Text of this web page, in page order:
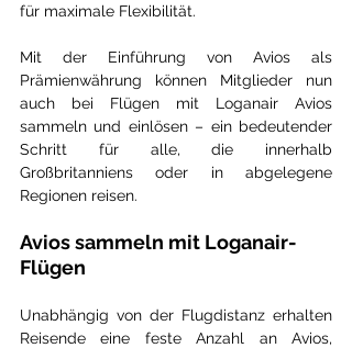
für maximale Flexibilität.
Mit der Einführung von Avios als
Prämienwährung können Mitglieder nun
auch bei Flügen mit Loganair Avios
sammeln und einlösen – ein bedeutender
Schritt für alle, die innerhalb
Großbritanniens oder in abgelegene
Regionen reisen.
Avios sammeln mit Loganair-
Flügen
Unabhängig von der Flugdistanz erhalten
Reisende eine feste Anzahl an Avios,